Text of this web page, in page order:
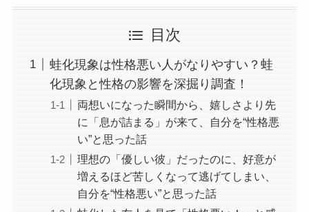
目次
蛙化現象は性格悪い人がなりやすい？蛙
化現象と性格の影響を深掘り調査！
両想いになった瞬間から、嬉しさより先
に「息が詰まる」が来て、自分を“性格悪
い”と思った話
理想の「優しい彼」だったのに、好意が
増えるほど苦しくなって逃げてしまい、
自分を“性格悪い”と思った話